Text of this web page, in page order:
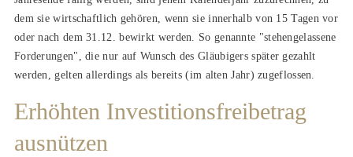
dem sie wirtschaftlich gehören, wenn sie innerhalb von 15 Tagen vor
oder nach dem 31.12. bewirkt werden. So genannte "stehengelassene
Forderungen", die nur auf Wunsch des Gläubigers später gezahlt
werden, gelten allerdings als bereits (im alten Jahr) zugeflossen.
Erhöhten Investitionsfreibetrag
ausnützen